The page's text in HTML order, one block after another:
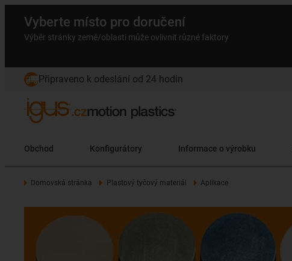
Vyberte místo pro doručení
Výběr stránky země/oblasti může ovlivnit různé faktory
Připraveno k odeslání od 24 hodin
Obchod Konfigurátory Informace o výrobku
Domovská stránka Plastový tyčový materiál Aplikace